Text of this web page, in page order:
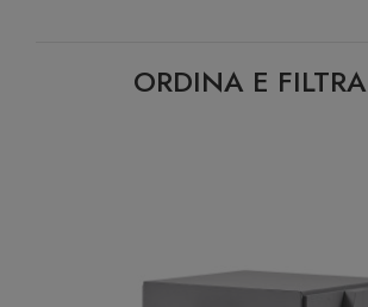
ORDINA E FILTRA